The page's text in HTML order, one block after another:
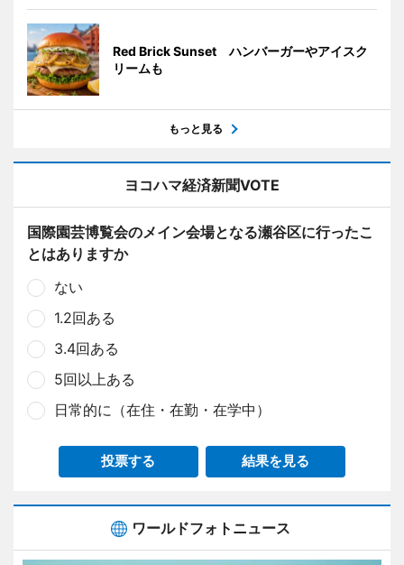
Red Brick Sunset ハンバーガーやアイスク
リームも
もっと見る
ヨコハマ経済新聞VOTE
国際園芸博覧会のメイン会場となる瀬谷区に行ったこ
とはありますか
ない
1.2回ある
3.4回ある
5回以上ある
日常的に（在住・在勤・在学中）
投票する 結果を見る
ワールドフォトニュース